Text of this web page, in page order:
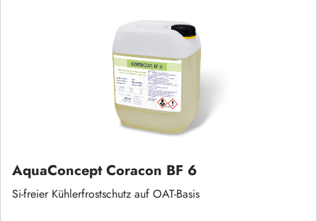
AquaConcept Coracon BF 6
Si-freier Kühlerfrostschutz auf OAT-Basis